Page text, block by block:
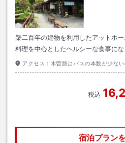
築二百年の建物を利用したアットホ
料理を中心としたヘルシーな食事にな
アクセス： 木曽路はバスの本数が少ない
税込
宿泊プラン